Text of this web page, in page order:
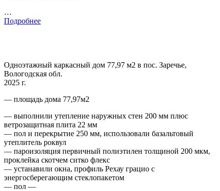
…
Подробнее
Одноэтажный каркасный дом 77,97 м2 в пос. Заречье,
Вологодская обл.
2025 г.
— площадь дома 77,97м2
— выполнили утепление наружных стен 200 мм плюс
ветрозащитная плита 22 мм
— пол и перекрытие 250 мм, использовали базальтовый
утеплитель роквул
— пароизоляция первичный полиэтилен толщиной 200 мкм,
проклейка скотчем ситко флекс
— устанавили окна, профиль Рехау грацио с
энергосберегающим стеклопакетом
— пол —